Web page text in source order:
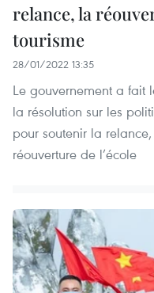
relance, la
tourisme
28/01/2022 13:35
Le gouvernement a
la résolution sur les
pour soutenir la
réouverture de l’école